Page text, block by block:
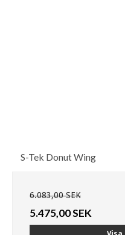
S-Tek Donut Wing
6.083,00 SEK
5.475,00 SEK